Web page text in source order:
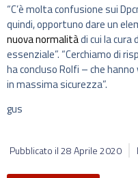
“C’è molta confusione sui
quindi, opportuno dare un
nuova normalitàdi cui la
essenziale”. “Cerchiamo di
ha concluso Rolfi – che
in massima sicurezza”.
gus
Pubblicato il28 Aprile 2020